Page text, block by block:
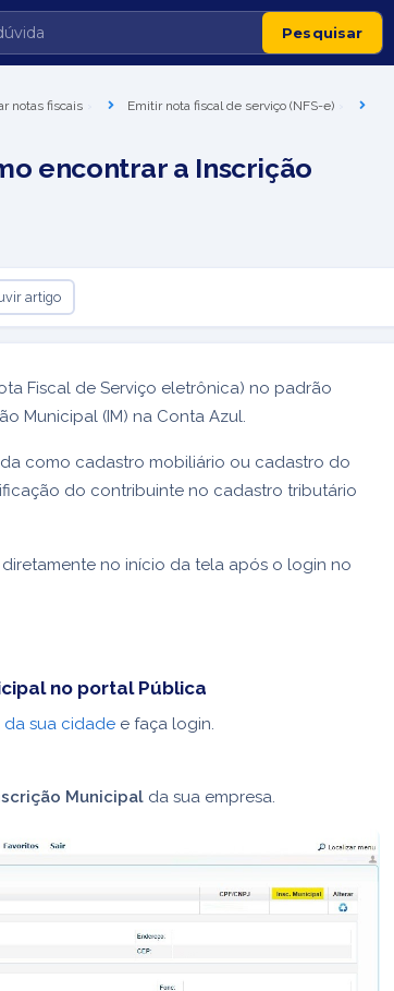
notas fiscais
Emitir nota fiscal de serviço (NFS-e)
encontrar a Inscrição
artigo
Fiscal de Serviço eletrônica) no padrão
Municipal (IM) na Conta Azul.
como cadastro mobiliário ou cadastro do
do contribuinte no cadastro tributário
no início da tela após o login no
no portal Pública
sua cidade e faça login.
Municipal da sua empresa.